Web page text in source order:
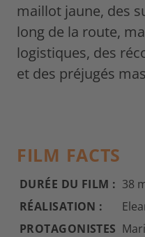
maillot jaune, des
long de la route,
logistiques, des
et des préjugés
FILM FACTS
DURÉE DU FILM : 38
RÉALISATION :
PROTAGONISTES